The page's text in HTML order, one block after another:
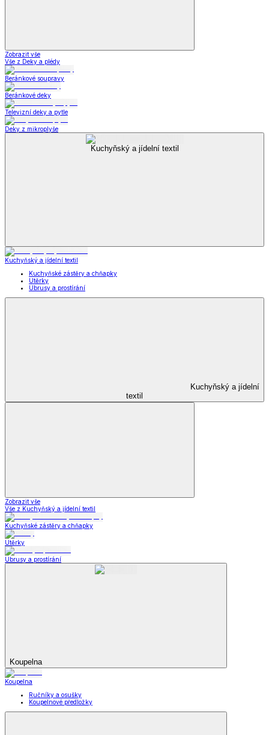
Zobrazit vše
Vše z Deky a plédy
Beránkové soupravy
Beránkové deky
Televizní deky a pytle
Deky z mikroplyše
Kuchyňský a jídelní textil
Kuchyňský a jídelní textil
Kuchyňské zástěry a chňapky
Utěrky
Ubrusy a prostírání
Kuchyňský a jídelní
textil
Zobrazit vše
Vše z Kuchyňský a jídelní textil
Kuchyňské zástěry a chňapky
Utěrky
Ubrusy a prostírání
Koupelna
Koupelna
Ručníky a osušky
Koupelnové předložky